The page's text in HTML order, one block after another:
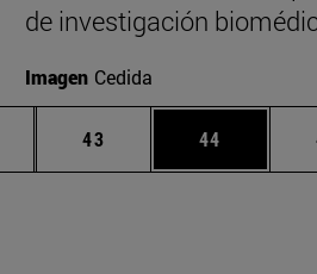
de investigación
Imagen Cedida
Páginas intermedias Use TAB para
Página
43 Página
44